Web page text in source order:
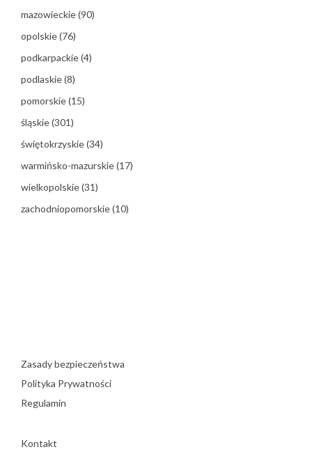
mazowieckie(90)
opolskie(76)
podkarpackie(4)
podlaskie(8)
pomorskie(15)
śląskie(301)
świętokrzyskie(34)
warmińsko-mazurskie(17)
wielkopolskie(31)
zachodniopomorskie(10)
Zasady bezpieczeństwa
Polityka Prywatności
Regulamin
Kontakt